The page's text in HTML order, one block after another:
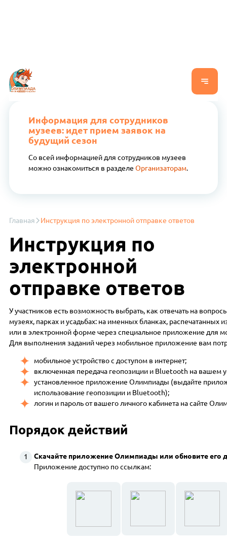
Информация для сотрудников
музеев: идет прием заявок на
будущий сезон
Со всей информацией для сотрудников музеев
можно ознакомиться в разделе Организаторам.
Главная Инструкция по электронной отправке ответов
Инструкция по
электронной
отправке ответов
У участников есть возможность выбрать, как отвечать на
музеях, парках и усадьбах: на именных бланках, распечатанных
или в электронной форме через специальное приложение для
Для выполнения заданий через мобильное приложение вам
мобильное устройство с доступом в интернет;
включенная передача геопозиции и Bluetooth на вашем
установленное приложение Олимпиады (выдайте
использование геопозиции и Bluetooth);
логин и пароль от вашего личного кабинета на сайте
Порядок действий
Скачайте приложение Олимпиады или обновите его
Приложение доступно по ссылкам: